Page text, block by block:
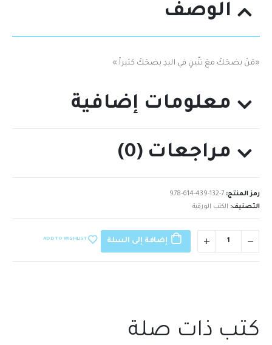
الوصف
«‬مَنْ ‬يضحَكْ معَ تنّينٍ في ‬اليدِ يضحَكْ كثيراً.‬‬‬»
معلومات إضافية
مراجعات (0)
رمز المنتج: 978-614-439-132-7
التصنيف: الكتب الورقية
إضافة إلى السلة ADD TO WISHLIST
كتب ذات صلة